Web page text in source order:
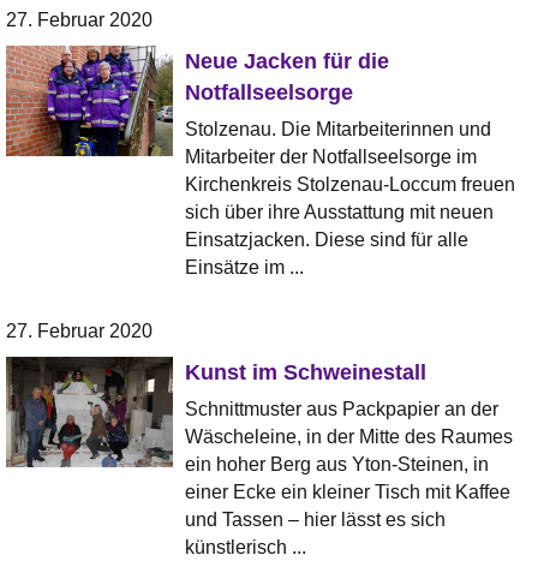
27. Februar 2020
Neue Jacken für die
Notfallseelsorge
Stolzenau. Die Mitarbeiterinnen und
Mitarbeiter der Notfallseelsorge im
Kirchenkreis Stolzenau-Loccum freuen
sich über ihre Ausstattung mit neuen
Einsatzjacken. Diese sind für alle
Einsätze im ...
27. Februar 2020
Kunst im Schweinestall
Schnittmuster aus Packpapier an der
Wäscheleine, in der Mitte des Raumes
ein hoher Berg aus Yton-Steinen, in
einer Ecke ein kleiner Tisch mit Kaffee
und Tassen – hier lässt es sich
künstlerisch ...